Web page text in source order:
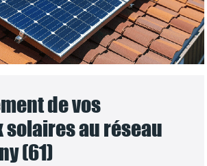
de vos
solaires au réseau
(61)